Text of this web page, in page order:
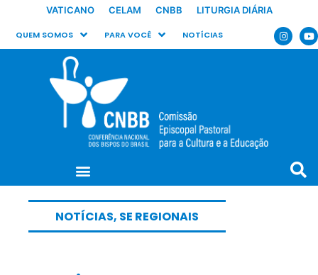
VATICANO CELAM CNBB LITURGIA DIÁRIA
QUEM SOMOS PARA VOCÊ NOTÍCIAS
NOTÍCIAS, SE REGIONAIS